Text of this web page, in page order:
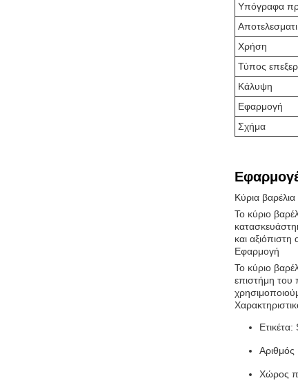
Υπόγραφα
Χρήση
Τύπος
Κάλυψη
Εφαρμογή
Σχήμα
Κύρια
Το κύριο
και
Εφαρμογή
Το κύριο
επιστήμη του
Χώρος